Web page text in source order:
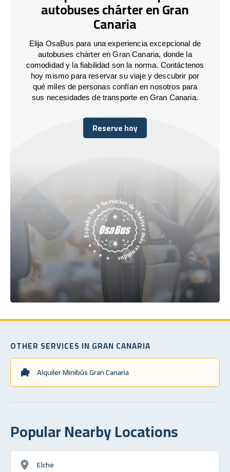
autobuses chárter en Gran
Canaria
Elija OsaBus para una experiencia excepcional de
autobuses chárter en Gran Canaria, donde la
comodidad y la fiabilidad son la norma. Contáctenos
hoy mismo para reservar su viaje y descubrir por
qué miles de personas confían en nosotros para
sus necesidades de transporte en Gran Canaria.
Reserve hoy
Reserve hoy
OTHER SERVICES IN GRAN CANARIA
Alquiler Minibús Gran Canaria
Popular Nearby Locations
Elche